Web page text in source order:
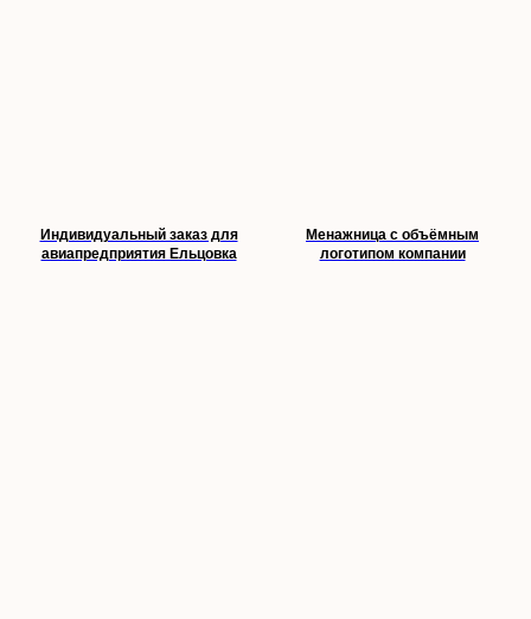
Индивидуальный заказ для
авиапредприятия Ельцовка
Менажница с объёмным
логотипом компании